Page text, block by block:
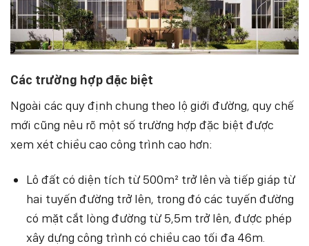
Các trường hợp đặc biệt
Ngoài các quy định chung theo lộ giới đường, quy chế
mới cũng nêu rõ một số trường hợp đặc biệt được
xem xét chiều cao công trình cao hơn:
Lô đất có diện tích từ 500m² trở lên và tiếp giáp từ
hai tuyến đường trở lên, trong đó các tuyến đường
có mặt cắt lòng đường từ 5,5m trở lên, được phép
xây dựng công trình có chiều cao tối đa 46m.